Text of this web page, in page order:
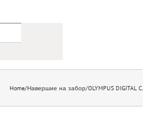
Home/Навершие на забор/OLYMPUS DIGITAL